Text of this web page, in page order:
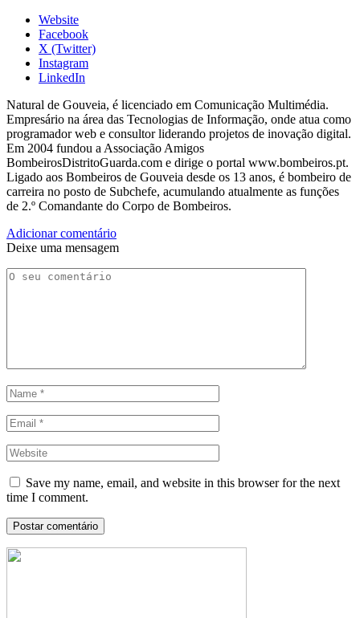
Website
Facebook
X (Twitter)
Instagram
LinkedIn
Natural de Gouveia, é licenciado em Comunicação Multimédia.
Empresário na área das Tecnologias de Informação, onde atua como
programador web e consultor liderando projetos de inovação digital.
Em 2004 fundou a Associação Amigos
BombeirosDistritoGuarda.com e dirige o portal www.bombeiros.pt.
Ligado aos Bombeiros de Gouveia desde os 13 anos, é bombeiro de
carreira no posto de Subchefe, acumulando atualmente as funções
de 2.º Comandante do Corpo de Bombeiros.
Adicionar comentário
Deixe uma mensagem
Save my name, email, and website in this browser for the next
time I comment.